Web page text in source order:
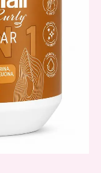
Las
opciones
se
pueden
elegir
en
página
producto